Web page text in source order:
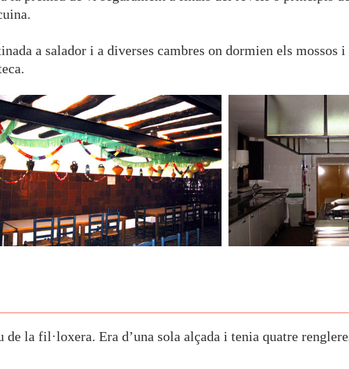
a salador i a diverses cambres on dormien els mossos
la fil·loxera. Era d’una sola alçada i tenia quatre